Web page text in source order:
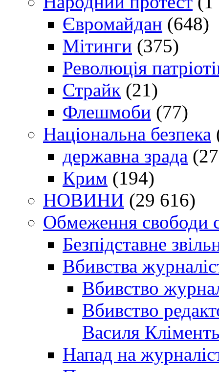
Євромайдан (648)
Мітинги (375)
Революція
Страйк (21)
Флешмоби (77)
Національна безпека
державна зрада
Крим (194)
НОВИНИ (29 616)
Обмеження свободи
Безпідставне
Вбивства
Вбивство
Вбивство
Василя
Напад на